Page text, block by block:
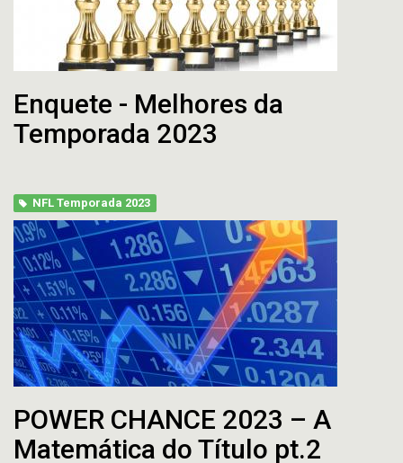
Enquete - Melhores da
Temporada 2023
NFL Temporada 2023
POWER CHANCE 2023 – A
Matemática do Título pt.2